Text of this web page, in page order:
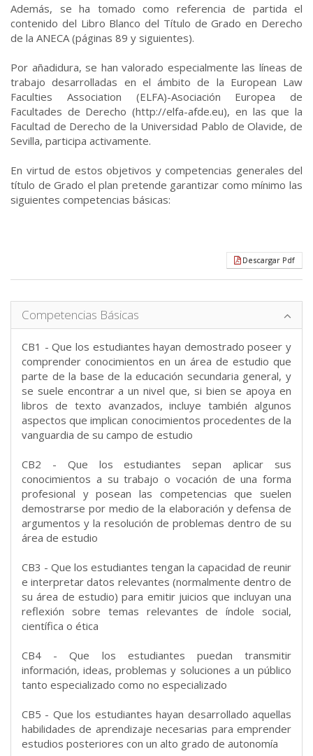
Además, se ha tomado como referencia de partida el
contenido del Libro Blanco del Título de Grado en Derecho
de la ANECA (páginas 89 y siguientes).
Por añadidura, se han valorado especialmente las líneas de
trabajo desarrolladas en el ámbito de la European Law
Faculties Association (ELFA)-Asociación Europea de
Facultades de Derecho (http://elfa-afde.eu), en las que la
Facultad de Derecho de la Universidad Pablo de Olavide, de
Sevilla, participa activamente.
En virtud de estos objetivos y competencias generales del
título de Grado el plan pretende garantizar como mínimo las
siguientes competencias básicas:
Descargar Pdf
Competencias Básicas
CB1 - Que los estudiantes hayan demostrado poseer y
comprender conocimientos en un área de estudio que
parte de la base de la educación secundaria general, y
se suele encontrar a un nivel que, si bien se apoya en
libros de texto avanzados, incluye también algunos
aspectos que implican conocimientos procedentes de la
vanguardia de su campo de estudio
CB2 - Que los estudiantes sepan aplicar sus
conocimientos a su trabajo o vocación de una forma
profesional y posean las competencias que suelen
demostrarse por medio de la elaboración y defensa de
argumentos y la resolución de problemas dentro de su
área de estudio
CB3 - Que los estudiantes tengan la capacidad de reunir
e interpretar datos relevantes (normalmente dentro de
su área de estudio) para emitir juicios que incluyan una
reflexión sobre temas relevantes de índole social,
científica o ética
CB4 - Que los estudiantes puedan transmitir
información, ideas, problemas y soluciones a un público
tanto especializado como no especializado
CB5 - Que los estudiantes hayan desarrollado aquellas
habilidades de aprendizaje necesarias para emprender
estudios posteriores con un alto grado de autonomía